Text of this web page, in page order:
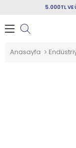
5.000TL VE
Anasayfa